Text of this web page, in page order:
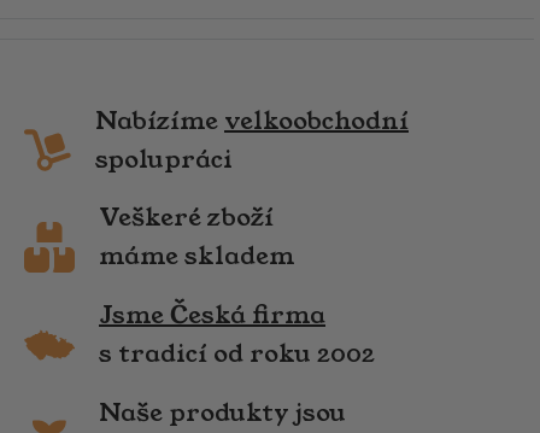
Nabízíme velkoobchodní
spolupráci
Veškeré zboží
máme skladem
Jsme Česká firma
s tradicí od roku 2002
Naše produkty jsou